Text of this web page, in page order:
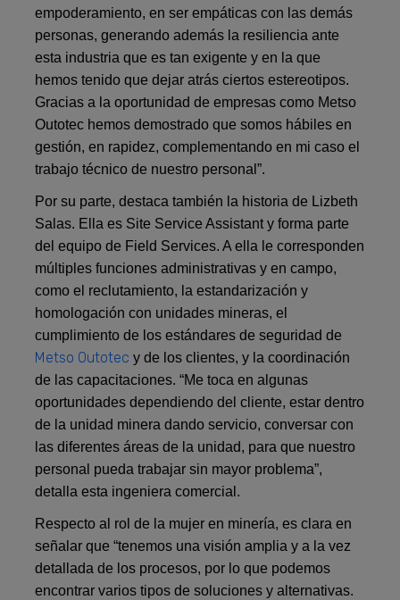
empoderamiento, en ser empáticas con las demás
personas, generando además la resiliencia ante
esta industria que es tan exigente y en la que
hemos tenido que dejar atrás ciertos estereotipos.
Gracias a la oportunidad de empresas como Metso
Outotec hemos demostrado que somos hábiles en
gestión, en rapidez, complementando en mi caso el
trabajo técnico de nuestro personal”.
Por su parte, destaca también la historia de Lizbeth
Salas. Ella es Site Service Assistant y forma parte
del equipo de Field Services. A ella le corresponden
múltiples funciones administrativas y en campo,
como el reclutamiento, la estandarización y
homologación con unidades mineras, el
cumplimiento de los estándares de seguridad de
Metso Outotecy de los clientes, y la coordinación
de las capacitaciones. “Me toca en algunas
oportunidades dependiendo del cliente, estar dentro
de la unidad minera dando servicio, conversar con
las diferentes áreas de la unidad, para que nuestro
personal pueda trabajar sin mayor problema”,
detalla esta ingeniera comercial.
Respecto al rol de la mujer en minería, es clara en
señalar que “tenemos una visión amplia y a la vez
detallada de los procesos, por lo que podemos
encontrar varios tipos de soluciones y alternativas.